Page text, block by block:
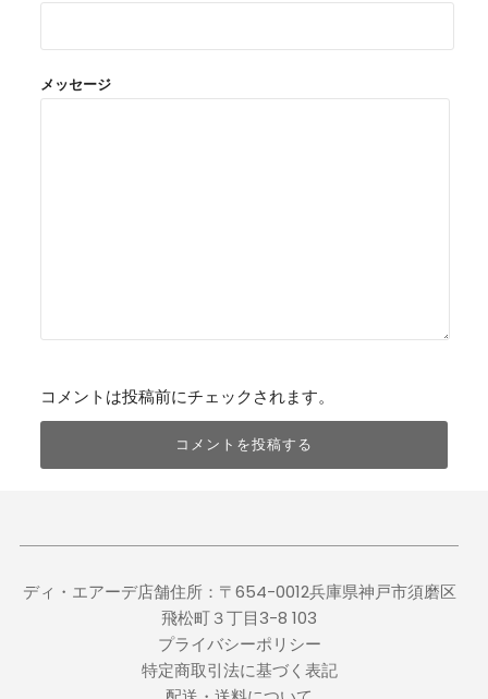
メッセージ
コメントは投稿前にチェックされます。
ディ・エアーデ店舗住所：〒654-0012兵庫県神戸市須磨区
飛松町３丁目3-8 103
プライバシーポリシー
特定商取引法に基づく表記